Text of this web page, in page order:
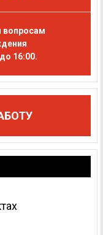
вопросам
16:00.